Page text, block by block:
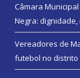
Câmara
Negra:
Vereadores de
futebol no distrito